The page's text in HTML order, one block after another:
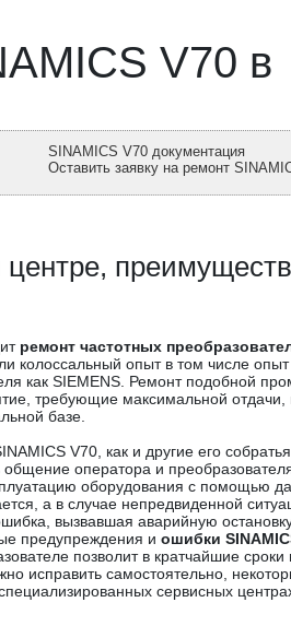
V70 в
SINAMICS V70 документация
Оставить заявку на ремонт
ремонт частотных
колоссальный опыт в том числе опыт
как SIEMENS. Ремонт подобной
требующие максимальной
базе.
V70, как и другие его
оператора и
оборудования с помощью
а в случае непредвиденной
вызвавшая аварийную
предупреждения и ошибки
позволит в кратчайшие сроки
исправить самостоятельно,
сервисных